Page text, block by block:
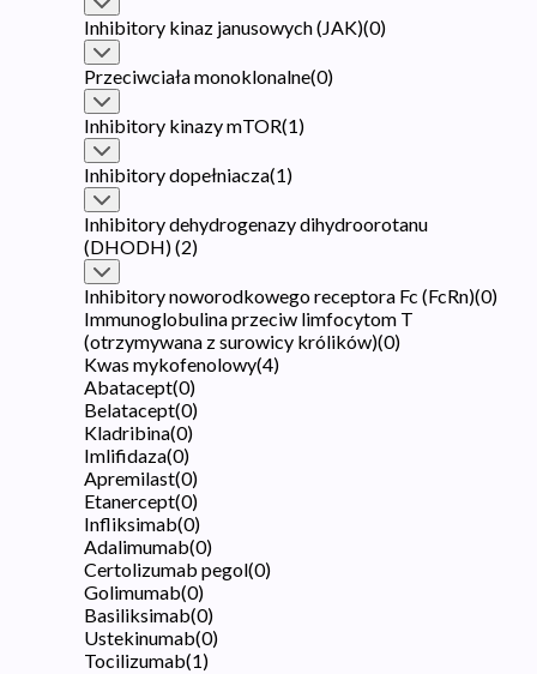
Inhibitory kinaz janusowych (JAK)(0)
Przeciwciała monoklonalne(0)
Inhibitory kinazy mTOR(1)
Inhibitory dopełniacza(1)
Inhibitory dehydrogenazy dihydroorotanu
(DHODH)(2)
Inhibitory noworodkowego receptora Fc (FcRn)(0)
Immunoglobulina przeciw limfocytom T
(otrzymywana z surowicy królików)(0)
Kwas mykofenolowy(4)
Abatacept(0)
Belatacept(0)
Kladribina(0)
Imlifidaza(0)
Apremilast(0)
Etanercept(0)
Infliksimab(0)
Adalimumab(0)
Certolizumab pegol(0)
Golimumab(0)
Basiliksimab(0)
Ustekinumab(0)
Tocilizumab(1)